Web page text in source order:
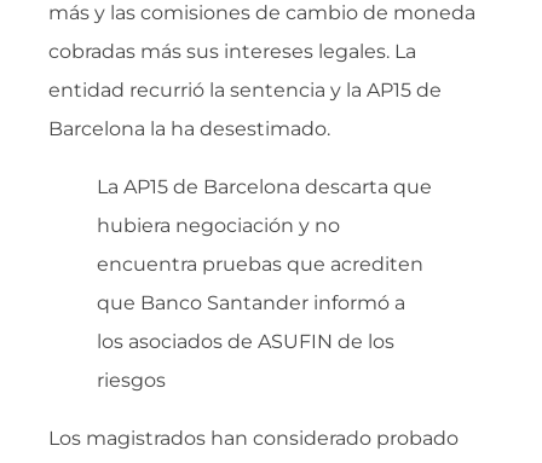
más y las comisiones de cambio de moneda
cobradas más sus intereses legales. La
entidad recurrió la sentencia y la AP15 de
Barcelona la ha desestimado.
La AP15 de Barcelona descarta que
hubiera negociación y no
encuentra pruebas que acrediten
que Banco Santander informó a
los asociados de ASUFIN de los
riesgos
Los magistrados han considerado probado